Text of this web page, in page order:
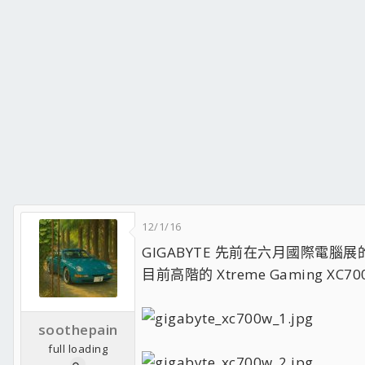
soothepain
full loading
12/1/16
GIGABYTE 先前在六月國際電腦
目前高階的 Xtreme Gaming